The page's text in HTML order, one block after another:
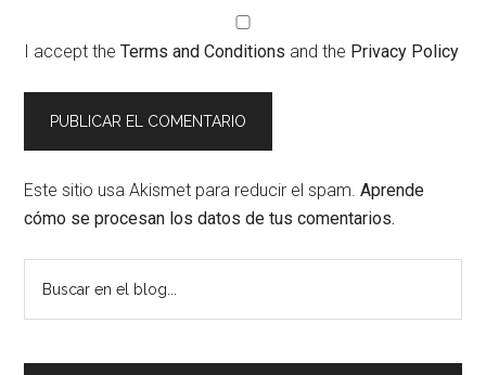
I accept theTerms and Conditions and the Privacy Policy
Este sitio usa Akismet para reducir el spam.Aprende
cómo se procesan los datos de tus comentarios.
Barra
lateral
principal